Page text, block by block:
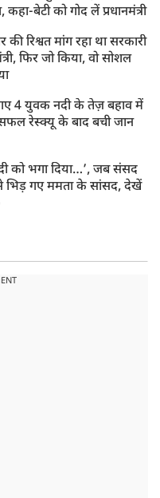
कहा-बेटी को गोद लें प्रधानमंत्री
रिश्वत मांग रहा था सरकारी
फिर जो किया, वो सोशल
4 युवक नदी के तेज़ बहाव में
रेस्क्यू के बाद बची जान
को भगा दिया…’, जब संसद
से भिड़ गए ममता के सांसद, देखें